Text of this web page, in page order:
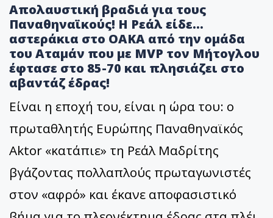
Απολαυστική βραδιά για τους
Παναθηναϊκούς! Η Ρεάλ είδε…
αστεράκια στο ΟΑΚΑ από την ομάδα
του Αταμάν που με MVP τον Μήτογλου
έφτασε στο 85-70 και πλησιάζει στο
αβαντάζ έδρας!
Είναι η εποχή του, είναι η ώρα του: ο
πρωταθλητής Ευρώπης Παναθηναϊκός
Aktor «κατάπιε» τη Ρεάλ Μαδρίτης
βγάζοντας πολλαπλούς πρωταγωνιστές
στον «αφρό» και έκανε αποφασιστικό